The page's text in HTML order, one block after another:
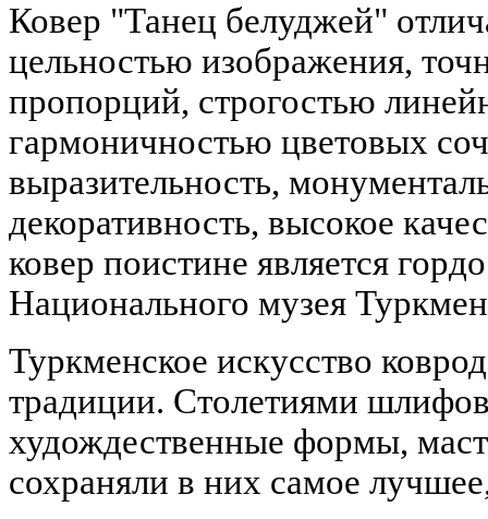
Ковер "Танец белуджей"
цельностью изображения,
пропорций, строгостью
гармоничностью цветовых
выразительность,
декоративность, высокое
ковер поистине является
Национального музея
Туркменское искусство
традиции. Столетиями
худождественные формы,
сохраняли в них самое